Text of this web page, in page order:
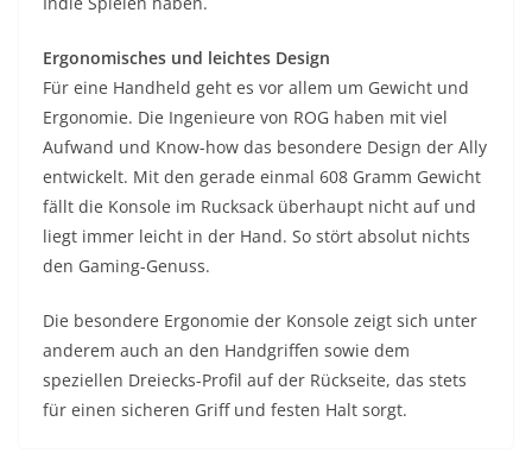
Ergonomisches und leichtes Design
Für eine Handheld geht es vor allem um Gewicht und
Ergonomie. Die Ingenieure von ROG haben mit viel
Aufwand und Know-how das besondere Design der Ally
entwickelt. Mit den gerade einmal 608 Gramm Gewicht
fällt die Konsole im Rucksack überhaupt nicht auf und
liegt immer leicht in der Hand. So stört absolut nichts
den Gaming-Genuss.
Die besondere Ergonomie der Konsole zeigt sich unter
anderem auch an den Handgriffen sowie dem
speziellen Dreiecks-Profil auf der Rückseite, das stets
für einen sicheren Griff und festen Halt sorgt.